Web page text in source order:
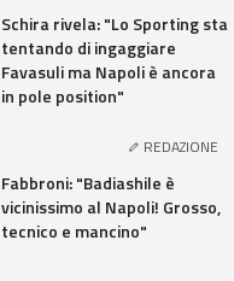
Schira rivela: "Lo Sporting sta
tentando di ingaggiare
Favasuli ma Napoli è ancora
in pole position"
REDAZIONE
Fabbroni: "Badiashile è
vicinissimo al Napoli! Grosso,
tecnico e mancino"